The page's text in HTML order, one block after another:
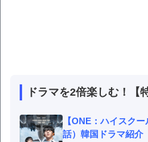
ドラマを2倍楽しむ！【
【ONE：ハイスク
話）韓国ドラマ紹介